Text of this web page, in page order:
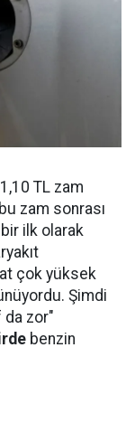
TL zam
zam sonrası
ilk olarak
çok yüksek
Şimdi
da zor"
benzin